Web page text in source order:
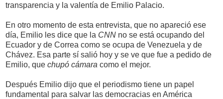
transparencia y la valentía de Emilio Palacio.
En otro momento de esta entrevista, que no apareció ese
día, Emilio les dice que la CNN no se está ocupando del
Ecuador y de Correa como se ocupa de Venezuela y de
Chávez. Esa parte sí salió hoy y se ve que fue a pedido de
Emilio, que chupó cámara como el mejor.
Después Emilio dijo que el periodismo tiene un papel
fundamental para salvar las democracias en América